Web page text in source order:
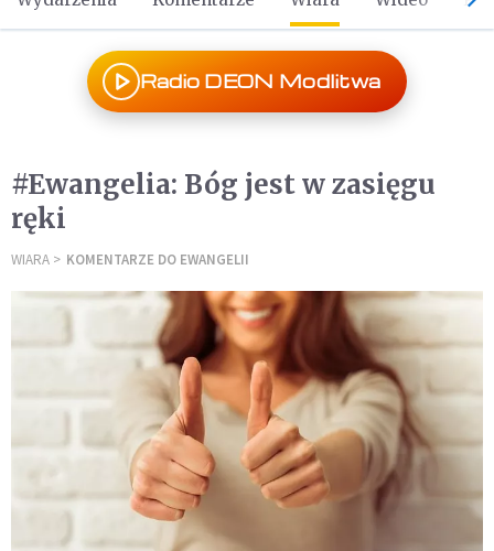
Radio DEON Modlitwa
#Ewangelia: Bóg jest w zasięgu
ręki
WIARA KOMENTARZE DO EWANGELII